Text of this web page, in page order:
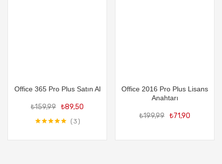
Office 365 Pro Plus Satın Al
₺159,99 Orijinal
fiyat:
₺159,99.
₺89,50 andaki
₺89,50.
3
Office 2016 Pro Plus Lisans
Anahtarı
₺199,99 fiyat:
₺71,90